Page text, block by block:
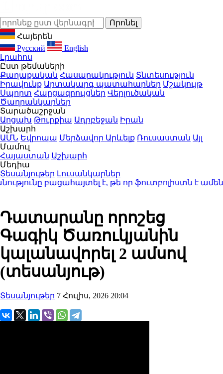
Հայերեն
Русский
English
Լրահոս
Ըստ թեմաների
Քաղաքական Հասարակություն Տնտեսություն
Իրավունք Արտակարգ պատահարներ Մշակույթ
Սպորտ Հարցազրույցներ Վերլուծական
Ծաղրանկարներ
Տարածաշրջան
Արցախ Թուրքիա Ադրբեջան Իրան
Աշխարհ
ԱՄՆ Եվրոպա Մերձավոր Արևելք Ռուսաստան Այլ
Մամուլ
Հայաստան Աշխարհ
Մեդիա
Տեսանյութեր Լուսանկարներ
բացահայտել է, թե որ ֆուտբոլիստն է
Դատարանը որոշեց
Գագիկ Ծառուկյանին
կալանավորել 2 ամսով
(տեսանյութ)
Տեսանյութեր 7 Հուլիս, 2026 20:04